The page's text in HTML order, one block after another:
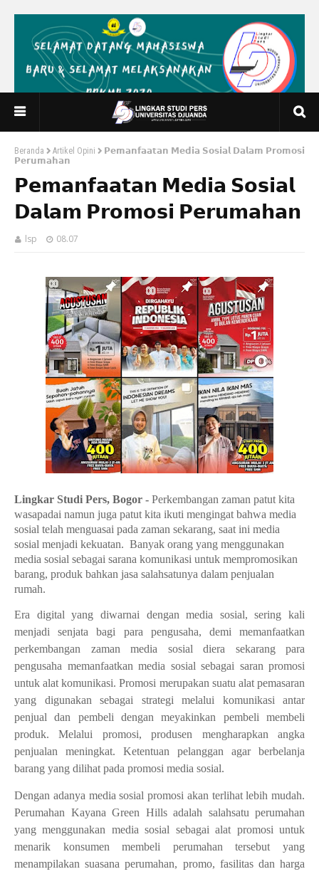
Beranda Artikel Opini
𝗣𝗲𝗺𝗮𝗻𝗳𝗮𝗮𝘁𝗮𝗻 𝗠𝗲𝗱𝗶𝗮 𝗦𝗼𝘀𝗶𝗮𝗹 𝗗𝗮𝗹𝗮𝗺 𝗣𝗿𝗼𝗺𝗼𝘀𝗶
𝗣𝗲𝗿𝘂𝗺𝗮𝗵𝗮𝗻
𝗣𝗲𝗺𝗮𝗻𝗳𝗮𝗮𝘁𝗮𝗻 𝗠𝗲𝗱𝗶𝗮 𝗦𝗼𝘀𝗶𝗮𝗹
𝗗𝗮𝗹𝗮𝗺 𝗣𝗿𝗼𝗺𝗼𝘀𝗶 𝗣𝗲𝗿𝘂𝗺𝗮𝗵𝗮𝗻
lsp 08.07
Lingkar Studi Pers, Bogor - Perkembangan zaman patut kita
wasapadai namun juga patut kita ikuti mengingat bahwa media
sosial telah menguasai pada zaman sekarang, saat ini media
sosial menjadi kekuatan. Banyak orang yang menggunakan
media sosial sebagai sarana komunikasi untuk mempromosikan
barang, produk bahkan jasa salahsatunya dalam penjualan
rumah.
Era digital yang diwarnai dengan media sosial, sering kali
menjadi senjata bagi para pengusaha, demi memanfaatkan
perkembangan zaman media sosial diera sekarang para
pengusaha memanfaatkan media sosial sebagai saran promosi
untuk alat komunikasi. Promosi merupakan suatu alat pemasaran
yang digunakan sebagai strategi melalui komunikasi antar
penjual dan pembeli dengan meyakinkan pembeli membeli
produk. Melalui promosi, produsen mengharapkan angka
penjualan meningkat. Ketentuan pelanggan agar berbelanja
barang yang dilihat pada promosi media sosial.
Dengan adanya media sosial promosi akan terlihat lebih mudah.
Perumahan Kayana Green Hills adalah salahsatu perumahan
yang menggunakan media sosial sebagai alat promosi untuk
menarik konsumen membeli perumahan tersebut yang
menampilakan suasana perumahan, promo, fasilitas dan harga